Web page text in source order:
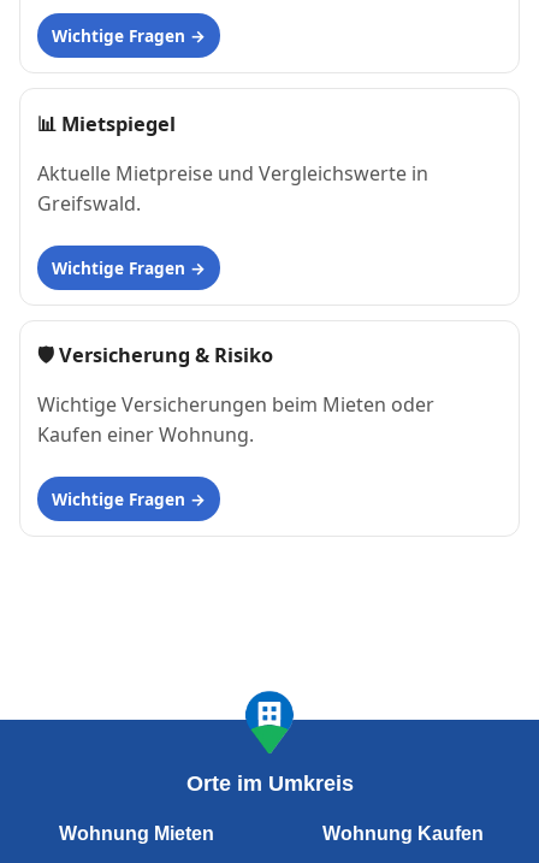
Wichtige Fragen
📊 Mietspiegel
Aktuelle Mietpreise und Vergleichswerte in
Greifswald.
Wichtige Fragen
🛡 Versicherung & Risiko
Wichtige Versicherungen beim Mieten oder
Kaufen einer Wohnung.
Wichtige Fragen
Orte im Umkreis
Wohnung Mieten Wohnung Kaufen